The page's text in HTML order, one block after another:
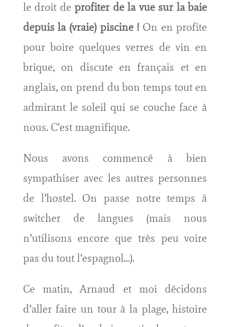
le droit deprofiter de la vue sur la baie
depuis la (vraie) piscine ! On en profite
pour boire quelques verres de vin en
brique, on discute en français et en
anglais, on prend du bon temps tout en
admirant le soleil qui se couche face à
nous. C’est magnifique.
Nous avons commencé à bien
sympathiser avec les autres personnes
de l’hostel. On passe notre temps à
switcher de langues (mais nous
n’utilisons encore que très peu voire
pas du tout l’espagnol…).
Ce matin, Arnaud et moi décidons
d’aller faire un tour à la plage, histoire